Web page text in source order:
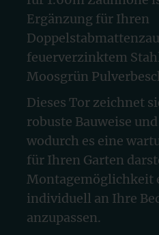
Ergänzung für Ihren
feuerverzinktem
Moosgrün
Dieses Tor zeichnet
robuste Bauweise
wodurch es eine
für Ihren Garten
Montagemöglichkeit
individuell an Ihre
anzupassen.